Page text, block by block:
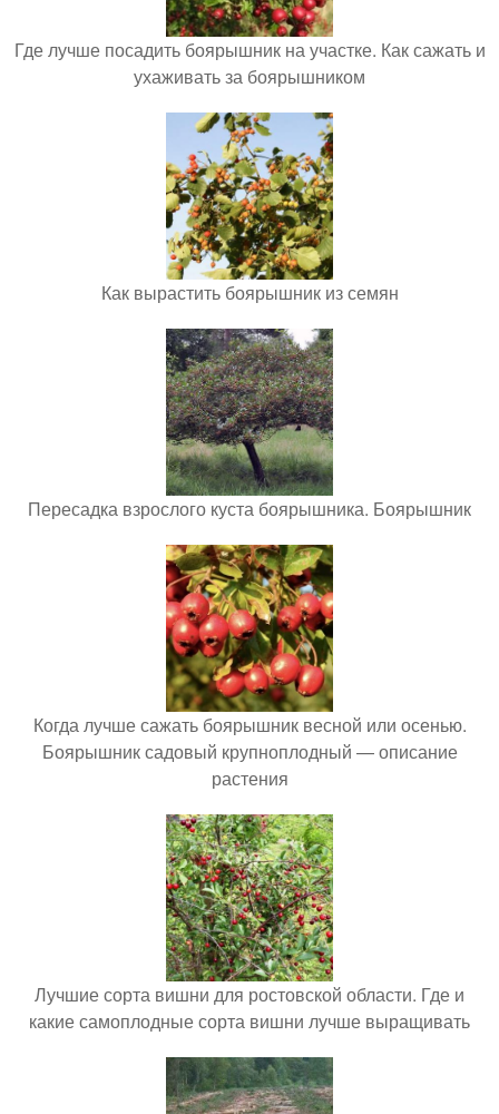
Где лучше посадить боярышник на участке. Как сажать и
ухаживать за боярышником
Как вырастить боярышник из семян
Пересадка взрослого куста боярышника. Боярышник
Когда лучше сажать боярышник весной или осенью.
Боярышник садовый крупноплодный — описание
растения
Лучшие сорта вишни для ростовской области. Где и
какие самоплодные сорта вишни лучше выращивать